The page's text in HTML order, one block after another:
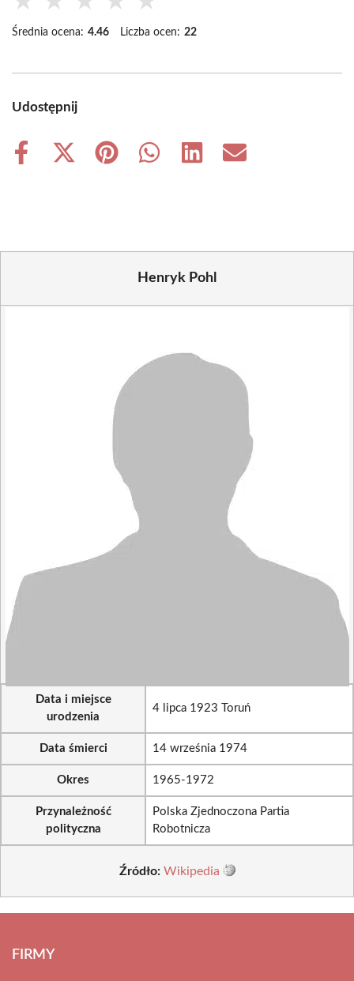
Średnia ocena: 4.46 Liczba ocen: 22
Udostępnij
Share
Share
Share
Share
Share
Share
Henryk Pohl
Data i miejsce
urodzenia
4 lipca 1923 Toruń
Data śmierci 14 września 1974
Okres 1965-1972
Przynależność
polityczna
Polska Zjednoczona Partia
Robotnicza
Źródło: Wikipedia
FIRMY